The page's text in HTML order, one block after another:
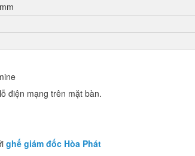
điện mạng trên mặt bàn.
ghế giám đốc Hòa Phát